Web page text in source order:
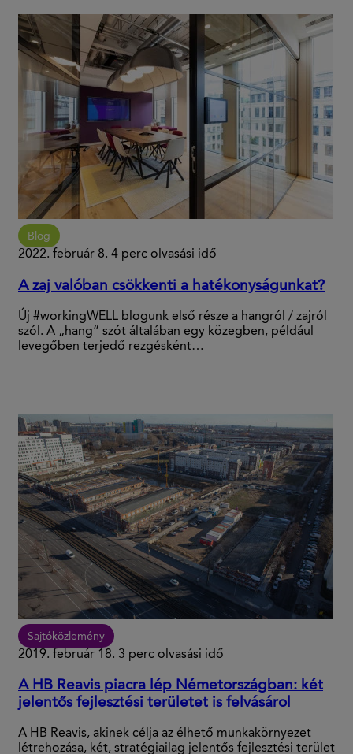
Blog
2022. február 8. 4 perc olvasási idő
A zaj valóban csökkenti a hatékonyságunkat?
Új #workingWELL blogunk első része a hangról / zajról
szól. A „hang” szót általában egy közegben, például
levegőben terjedő rezgésként…
Sajtóközlemény
2019. február 18. 3 perc olvasási idő
A HB Reavis piacra lép Németországban: két
jelentős fejlesztési területet is felvásárol
A HB Reavis, akinek célja az élhető munkakörnyezet
létrehozása, két, stratégiailag jelentős fejlesztési terület